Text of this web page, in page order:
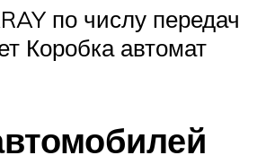
по числу передач
Коробка автомат